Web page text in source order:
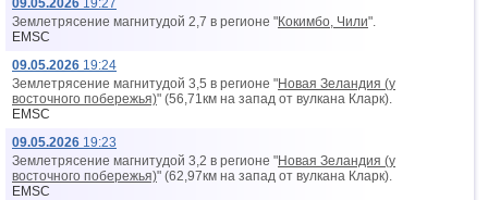
09.05.2026 19:27
Землетрясение магнитудой 2,7 в регионе "Кокимбо, Чили".
EMSC
09.05.2026 19:24
Землетрясение магнитудой 3,5 в регионе "Новая Зеландия (у
восточного побережья)" (56,71км на запад от вyлкана Кларк).
EMSC
09.05.2026 19:23
Землетрясение магнитудой 3,2 в регионе "Новая Зеландия (у
восточного побережья)" (62,97км на запад от вyлкана Кларк).
EMSC